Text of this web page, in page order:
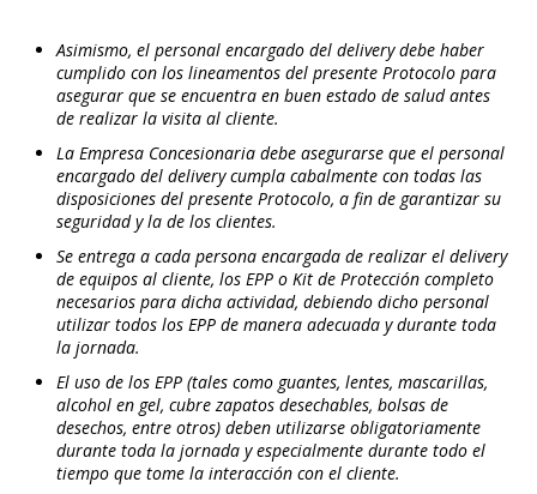
Asimismo, el personal encargado del delivery debe haber
cumplido con los lineamentos del presente Protocolo para
asegurar que se encuentra en buen estado de salud antes
de realizar la visita al cliente.
La Empresa Concesionaria debe asegurarse que el personal
encargado del delivery cumpla cabalmente con todas las
disposiciones del presente Protocolo, a fin de garantizar su
seguridad y la de los clientes.
Se entrega a cada persona encargada de realizar el delivery
de equipos al cliente, los EPP o Kit de Protección completo
necesarios para dicha actividad, debiendo dicho personal
utilizar todos los EPP de manera adecuada y durante toda
la jornada.
El uso de los EPP (tales como guantes, lentes, mascarillas,
alcohol en gel, cubre zapatos desechables, bolsas de
desechos, entre otros) deben utilizarse obligatoriamente
durante toda la jornada y especialmente durante todo el
tiempo que tome la interacción con el cliente.